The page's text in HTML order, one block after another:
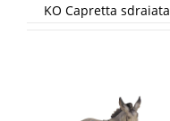
KO Capretta sdraiata